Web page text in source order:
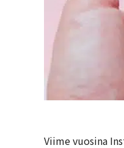
Viime vuosina